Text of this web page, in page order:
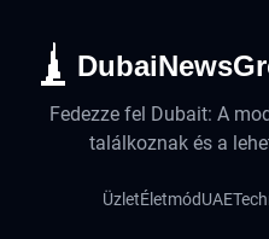
Fedezze fel Dubait: A
találkoznak és a
ÜzletÉletmódUAE